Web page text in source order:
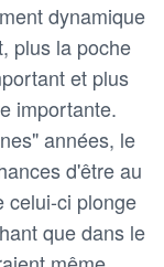
dynamique
plus la poche
et plus
importante.
années, le
d'être au
celui-ci plonge
que dans le